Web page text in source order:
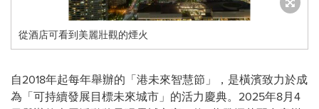
從酒店可看到美麗壯觀的煙火
自2018年起每年舉辦的「港未來智慧節」，是橫濱致力於成
為「可持續發展目標未來城市」的活力慶典。2025年8月4